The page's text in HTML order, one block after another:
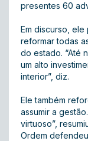
presentes 60
Em discurso,
reformar todas
do estado. “Até
um alto
interior”, diz.
Ele também
assumir a
virtuoso”,
Ordem